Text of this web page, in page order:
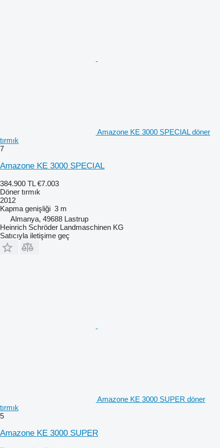
Amazone KE 3000 SPECIAL döner
tırmık
7
Amazone KE 3000 SPECIAL
384.900 TL €7.003
Döner tırmık
2012
Kapma genişliği 3 m
Almanya, 49688 Lastrup
Heinrich Schröder Landmaschinen KG
Satıcıyla iletişime geç
Amazone KE 3000 SUPER döner
tırmık
5
Amazone KE 3000 SUPER